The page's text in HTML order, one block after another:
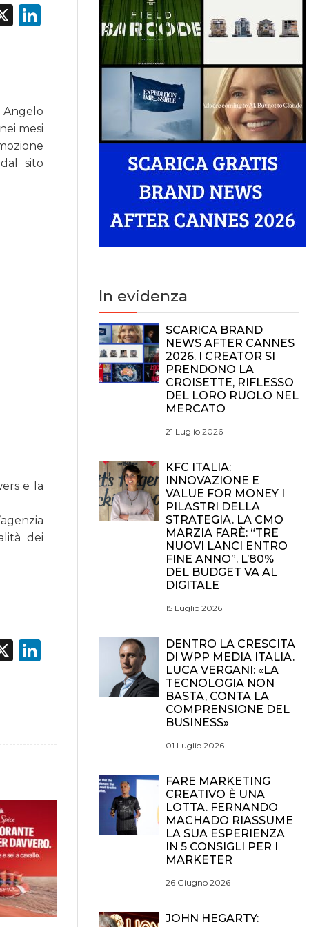
X LinkedIn
Angelo
mesi
sito
e la
dei
X LinkedIn
In evidenza
SCARICA BRAND
NEWS AFTER CANNES
2026. I CREATOR SI
PRENDONO LA
CROISETTE, RIFLESSO
DEL LORO RUOLO NEL
MERCATO
21 Luglio 2026
KFC ITALIA:
INNOVAZIONE E
VALUE FOR MONEY I
PILASTRI DELLA
STRATEGIA. LA CMO
MARZIA FARÈ: “TRE
NUOVI LANCI ENTRO
FINE ANNO”. L’80%
DEL BUDGET VA AL
DIGITALE
15 Luglio 2026
DENTRO LA CRESCITA
DI WPP MEDIA ITALIA.
LUCA VERGANI: «LA
TECNOLOGIA NON
BASTA, CONTA LA
COMPRENSIONE DEL
BUSINESS»
01 Luglio 2026
FARE MARKETING
CREATIVO È UNA
LOTTA. FERNANDO
MACHADO RIASSUME
LA SUA ESPERIENZA
IN 5 CONSIGLI PER I
MARKETER
26 Giugno 2026
JOHN HEGARTY: